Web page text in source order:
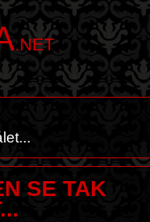
.NET
SE TAK